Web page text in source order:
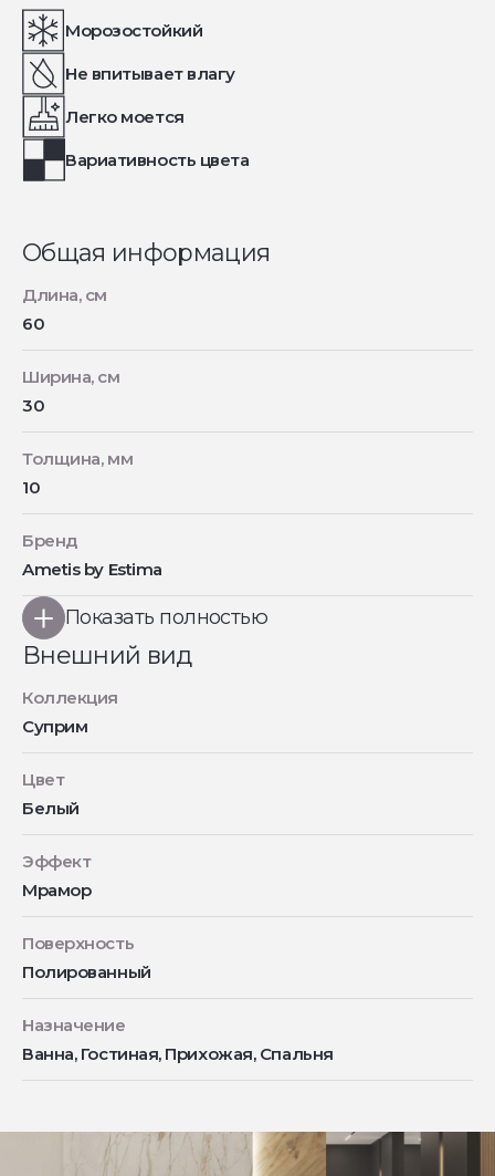
Морозостойкий
Не впитывает влагу
Легко моется
Вариативность цвета
Общая информация
Длина, см
60
Ширина, см
30
Толщина, мм
10
Бренд
Ametis by Estima
Показать полностью
Внешний вид
Коллекция
Суприм
Цвет
Белый
Эффект
Мрамор
Поверхность
Полированный
Назначение
Ванна, Гостиная, Прихожая, Спальня